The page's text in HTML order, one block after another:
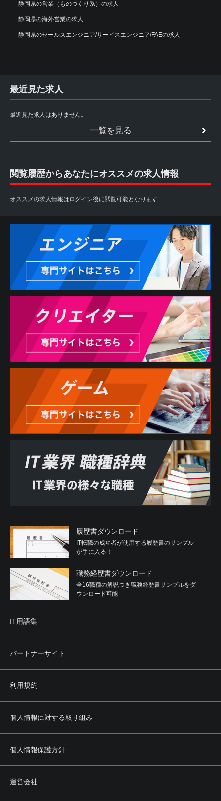
静岡県の営業（ものづくり系）の求人
静岡県の海外営業の求人
静岡県のセールスエンジニア/サービスエンジニア/FAEの求人
最近見た求人
最近見た求人はありません。
一覧を見る
閲覧履歴からあなたにオススメの求人情報
オススメの求人情報はログイン後に閲覧可能となります
履歴書ダウンロード
IT転職の成功者が使用する履歴書のサンプル
が手に入る！
職務経歴書ダウンロード
全16職種の解説つき職務経歴書サンプルをダ
ウンロード可能
IT用語集
パートナーサイト
利用規約
個人情報に対する取り組み
個人情報保護方針
運営会社